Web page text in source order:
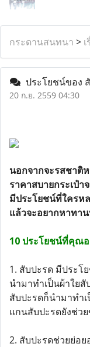
กระดานสนทนา >
ประโยชน์ของ
20 ก.ย. 2559 04:30
นอกจากจะรสชาติ
ราคาสบายกระเป๋
มีประโยชน์ที่ใครห
แล้วจะอยากหาทาน
10 ประโยชน์ที่คุณ
1. สับปะรด มีประ
นำมาทำเป็นผ้าใยสั
สับปะรดก็นำมาทำ
แกนสับปะรดยังช่ว
2. สับปะรดช่วยย่อ